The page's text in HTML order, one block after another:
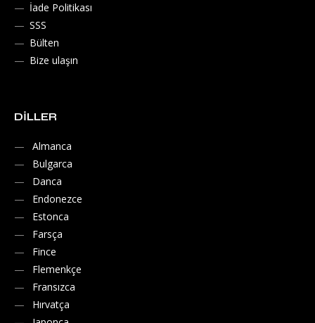
İade Politikası
SSS
Bülten
Bize ulaşın
DILLER
Almanca
Bulgarca
Danca
Endonezce
Estonca
Farsça
Fince
Flemenkçe
Fransızca
Hırvatça